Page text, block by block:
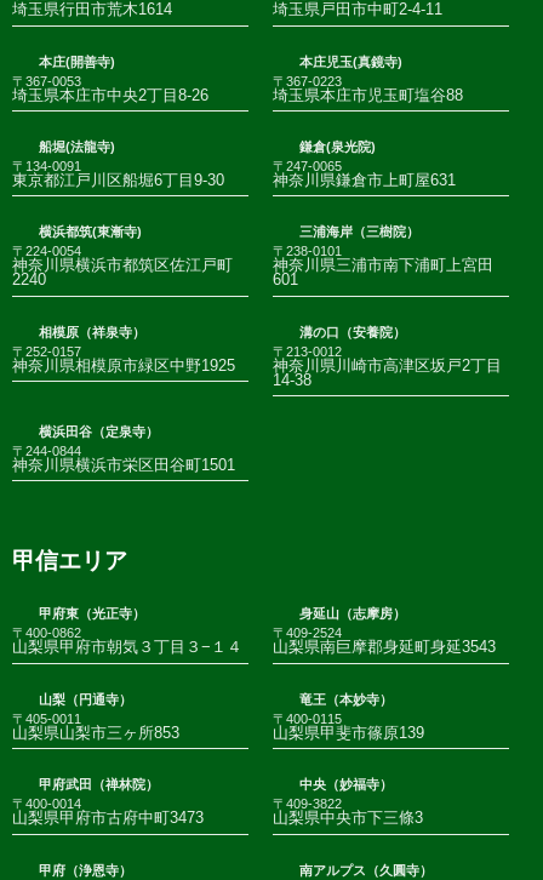
埼玉県行田市荒木1614 埼玉県戸田市中町2-4-11
本庄(開善寺)
〒367-0053
埼玉県本庄市中央2丁目8-26
本庄児玉(真鏡寺)
〒367-0223
埼玉県本庄市児玉町塩谷88
船堀(法龍寺)
〒134-0091
東京都江戸川区船堀6丁目9-30
鎌倉(泉光院)
〒247-0065
神奈川県鎌倉市上町屋631
横浜都筑(東漸寺)
〒224-0054
神奈川県横浜市都筑区佐江戸町
2240
三浦海岸（三樹院）
〒238-0101
神奈川県三浦市南下浦町上宮田
601
相模原（祥泉寺）
〒252-0157
神奈川県相模原市緑区中野1925
溝の口（安養院）
〒213-0012
神奈川県川崎市高津区坂戸2丁目
14-38
横浜田谷（定泉寺）
〒244-0844
神奈川県横浜市栄区田谷町1501
甲信エリア
甲府東（光正寺）
〒400-0862
山梨県甲府市朝気３丁目３−１４
身延山（志摩房）
〒409-2524
山梨県南巨摩郡身延町身延3543
山梨（円通寺）
〒405-0011
山梨県山梨市三ヶ所853
竜王（本妙寺）
〒400-0115
山梨県甲斐市篠原139
甲府武田（禅林院）
〒400-0014
山梨県甲府市古府中町3473
中央（妙福寺）
〒409-3822
山梨県中央市下三條3
甲府（浄恩寺）
南アルプス（久圓寺）